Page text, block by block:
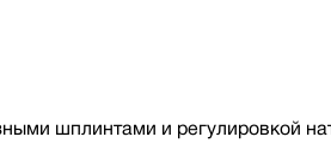
шплинтами и регулировкой